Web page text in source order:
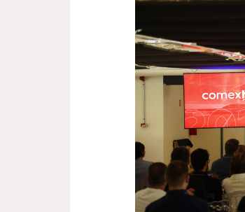
PAINEL
ALLOG